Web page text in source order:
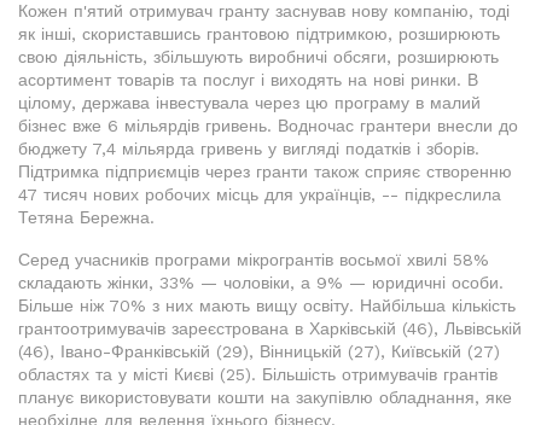
Кожен п'ятий отримувач гранту заснував нову компанію, тоді
як інші, скориставшись грантовою підтримкою, розширюють
свою діяльність, збільшують виробничі обсяги, розширюють
асортимент товарів та послуг і виходять на нові ринки. В
цілому, держава інвестувала через цю програму в малий
бізнес вже 6 мільярдів гривень. Водночас грантери внесли до
бюджету 7,4 мільярда гривень у вигляді податків і зборів.
Підтримка підприємців через гранти також сприяє створенню
47 тисяч нових робочих місць для українців, -- підкреслила
Тетяна Бережна.
Серед учасників програми мікрогрантів восьмої хвилі 58%
складають жінки, 33% — чоловіки, а 9% — юридичні особи.
Більше ніж 70% з них мають вищу освіту. Найбільша кількість
грантоотримувачів зареєстрована в Харківській (46), Львівській
(46), Івано-Франківській (29), Вінницькій (27), Київській (27)
областях та у місті Києві (25). Більшість отримувачів грантів
планує використовувати кошти на закупівлю обладнання, яке
необхідне для ведення їхнього бізнесу.